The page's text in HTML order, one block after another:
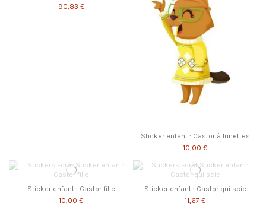
90,83 €
Sticker enfant : Castor à lunettes
10,00 €
Sticker enfant : Castor fille
10,00 €
Sticker enfant : Castor qui scie
11,67 €